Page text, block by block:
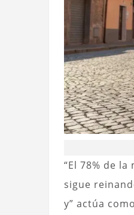
“El 78% de
sigue
y” actúa